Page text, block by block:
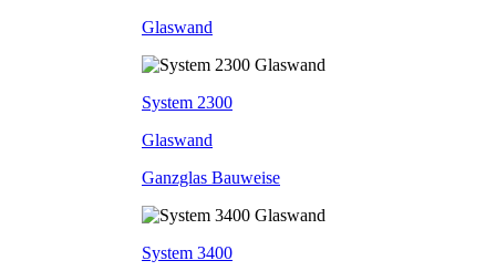
Glaswand
System 2300
Glaswand
Ganzglas Bauweise
System 3400